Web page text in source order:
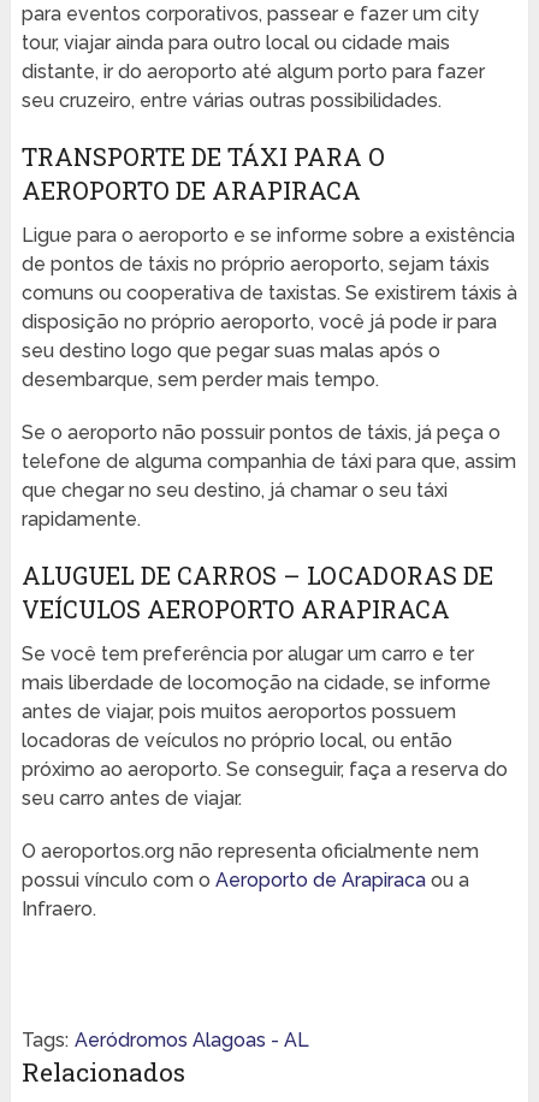
para eventos corporativos, passear e fazer um city
tour, viajar ainda para outro local ou cidade mais
distante, ir do aeroporto até algum porto para fazer
seu cruzeiro, entre várias outras possibilidades.
TRANSPORTE DE TÁXI PARA O
AEROPORTO DE ARAPIRACA
Ligue para o aeroporto e se informe sobre a existência
de pontos de táxis no próprio aeroporto, sejam táxis
comuns ou cooperativa de taxistas. Se existirem táxis à
disposição no próprio aeroporto, você já pode ir para
seu destino logo que pegar suas malas após o
desembarque, sem perder mais tempo.
Se o aeroporto não possuir pontos de táxis, já peça o
telefone de alguma companhia de táxi para que, assim
que chegar no seu destino, já chamar o seu táxi
rapidamente.
ALUGUEL DE CARROS – LOCADORAS DE
VEÍCULOS AEROPORTO ARAPIRACA
Se você tem preferência por alugar um carro e ter
mais liberdade de locomoção na cidade, se informe
antes de viajar, pois muitos aeroportos possuem
locadoras de veículos no próprio local, ou então
próximo ao aeroporto. Se conseguir, faça a reserva do
seu carro antes de viajar.
O aeroportos.org não representa oficialmente nem
possui vínculo com o Aeroporto de Arapiracaou a
Infraero.
Tags: Aeródromos Alagoas - AL
Relacionados